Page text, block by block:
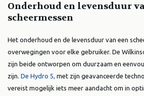
Onderhoud en levensduur
scheermessen
Het onderhoud en de levensduur van een
overwegingen voor elke gebruiker. De
zijn beide ontworpen om duurzaam en
zijn. De Hydro 5, met zijn geavanceerde
vereist mogelijk iets meer aandacht om in